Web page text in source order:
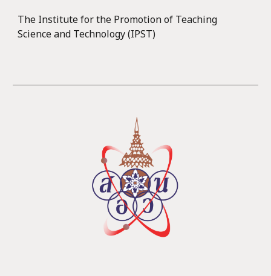
The Institute for the Promotion of Teaching
Science and Technology (IPST)